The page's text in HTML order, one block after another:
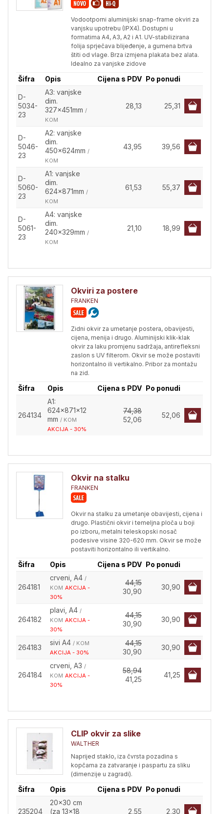
Vodootporni aluminijski snap-frame okviri za
vanjsku upotrebu (IPX4). Dostupni u
formatima A4, A3, A2 i A1. UV-stabilizirana
folija sprječava blijeđenje, a gumena brtva
štiti od vlage. Brza izmjena plakata bez alata.
Idealno za vanjske zidove
Šifra Opis Cijena s PDV Po ponudi
D-
5034-
23
A3: vanjske
dim.
327x451mm /
KOM
28,13 25,31
D-
5046-
23
A2: vanjske
dim.
450x624mm /
KOM
43,95 39,56
D-
5060-
23
A1: vanjske
dim.
624x871mm /
KOM
61,53 55,37
D-
5061-
23
A4: vanjske
dim.
240x329mm /
KOM
21,10 18,99
Okviri za postere
FRANKEN
Zidni okvir za umetanje postera, obavijesti,
cijena, menija i drugo. Aluminijski klik-klak
okvir za laku promjenu sadržaja, antirefleksni
zaslon s UV filterom. Okvir se može postaviti
horizontalno ili vertikalno. Pribor za montažu
na zid.
Šifra Opis Cijena s PDV Po ponudi
264134
A1:
624x871x12
mm / KOM
AKCIJA - 30%
74,38
52,06
52,06
Okvir na stalku
FRANKEN
Okvir na stalku za umetanje obavijesti, cijena i
drugo. Plastični okvir i temeljna ploča u boji
po izboru, metalni teleskopski nosač
podesive visine 320-620 mm. Okvir se može
postaviti horizontalno ili vertikalno.
Šifra Opis Cijena s PDV Po ponudi
264181
crveni, A4 /
KOM AKCIJA -
30%
44,15
30,90
30,90
264182
plavi, A4 /
KOM AKCIJA -
30%
44,15
30,90
30,90
264183
sivi A4 / KOM
AKCIJA - 30%
44,15
30,90
30,90
264184
crveni, A3 /
KOM AKCIJA -
30%
58,94
41,25
41,25
CLIP okvir za slike
WALTHER
Naprijed staklo, iza čvrsta pozadina s
kopčama za zatvaranje i paspartu za sliku
(dimenzije u zagradi).
Šifra Opis Cijena s PDV Po ponudi
235204
20x30 cm
(za 13x18
2,55 2,30